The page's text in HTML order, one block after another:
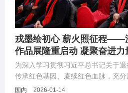
戎墨绘初心 薪火照征程——
作品展隆重启动 凝聚奋进
为深入学习贯彻习近平总书记关于退
传承红色基因、赓续红色血脉，充分
人“退役不褪色、转岗不转志”的政
国内 2026-01-14